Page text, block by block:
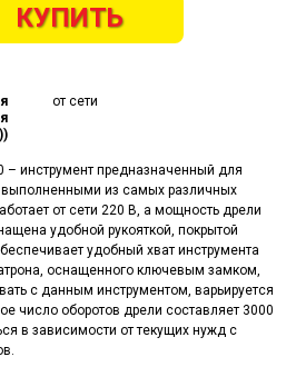
КУПИТЬ
от сети
инструмент предназначенный для
из самых различных
от сети 220 В, а мощность дрели
удобной рукояткой, покрытой
удобный хват инструмента
оснащенного ключевым замком,
с данным инструментом, варьируется
число оборотов дрели составляет 3000
в зависимости от текущих нужд с